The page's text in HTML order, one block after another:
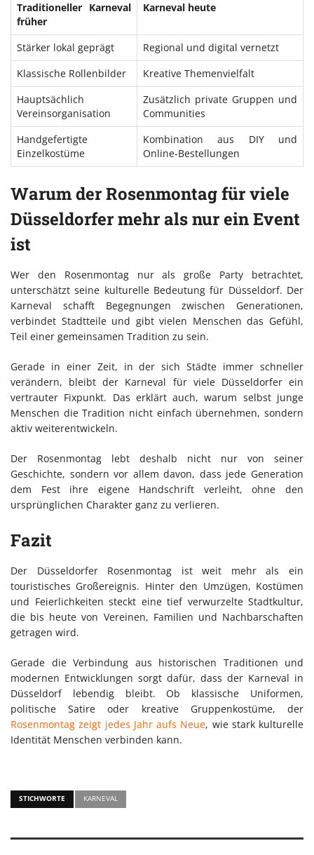
Traditioneller Karneval
früher
Karneval heute
Stärker lokal geprägt
Regional und digital vernetzt
Klassische Rollenbilder
Kreative Themenvielfalt
Hauptsächlich
Vereinsorganisation
Zusätzlich private Gruppen und
Communities
Handgefertigte
Einzelkostüme
Kombination aus DIY und
Online-Bestellungen
Warum der Rosenmontag für viele
Düsseldorfer mehr als nur ein Event
ist
Wer den Rosenmontag nur als große Party betrachtet,
unterschätzt seine kulturelle Bedeutung für Düsseldorf. Der
Karneval schafft Begegnungen zwischen Generationen,
verbindet Stadtteile und gibt vielen Menschen das Gefühl,
Teil einer gemeinsamen Tradition zu sein.
Gerade in einer Zeit, in der sich Städte immer schneller
verändern, bleibt der Karneval für viele Düsseldorfer ein
vertrauter Fixpunkt. Das erklärt auch, warum selbst junge
Menschen die Tradition nicht einfach übernehmen, sondern
aktiv weiterentwickeln.
Der Rosenmontag lebt deshalb nicht nur von seiner
Geschichte, sondern vor allem davon, dass jede Generation
dem Fest ihre eigene Handschrift verleiht, ohne den
ursprünglichen Charakter ganz zu verlieren.
Fazit
Der Düsseldorfer Rosenmontag ist weit mehr als ein
touristisches Großereignis. Hinter den Umzügen, Kostümen
und Feierlichkeiten steckt eine tief verwurzelte Stadtkultur,
die bis heute von Vereinen, Familien und Nachbarschaften
getragen wird.
Gerade die Verbindung aus historischen Traditionen und
modernen Entwicklungen sorgt dafür, dass der Karneval in
Düsseldorf lebendig bleibt. Ob klassische Uniformen,
politische Satire oder kreative Gruppenkostüme, der
Rosenmontag zeigt jedes Jahr aufs Neue, wie stark kulturelle
Identität Menschen verbinden kann.
STICHWORTE KARNEVAL